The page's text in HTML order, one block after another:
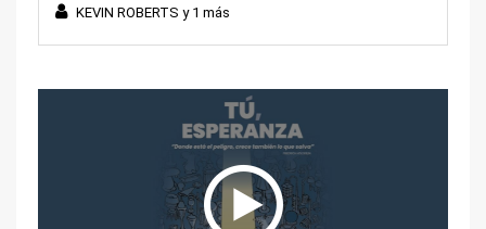
KEVIN ROBERTS y 1 más